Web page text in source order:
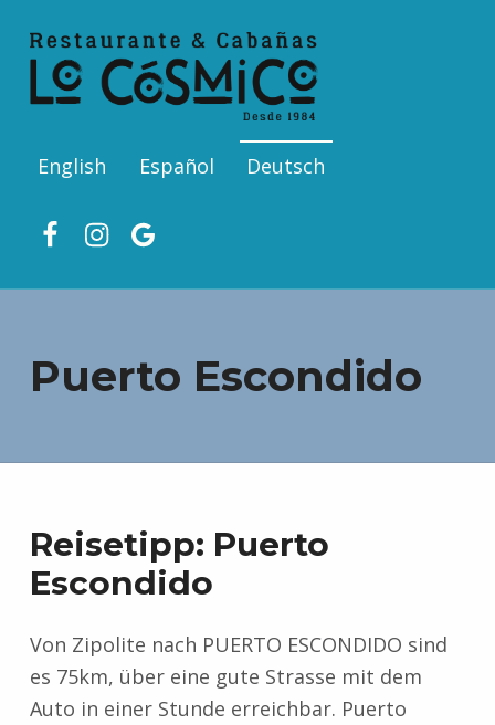
English Español Deutsch
Puerto Escondido
Reisetipp: Puerto
Escondido
Von Zipolite nach PUERTO ESCONDIDO sind
es 75km, über eine gute Strasse mit dem
Auto in einer Stunde erreichbar. Puerto